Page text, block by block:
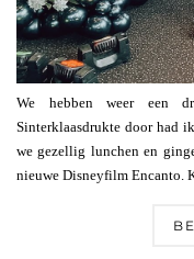
We hebben weer een
Sinterklaasdrukte door had
we gezellig lunchen en
nieuwe Disneyfilm Encanto.